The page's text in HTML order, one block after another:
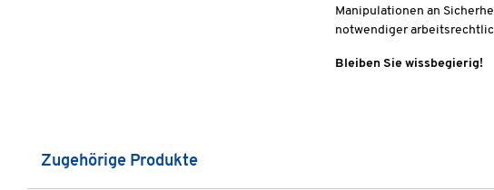
Manipulationen an
notwendiger
Bleiben Sie wissbegierig!
Produktgalerie überspringen
Zugehörige Produkte